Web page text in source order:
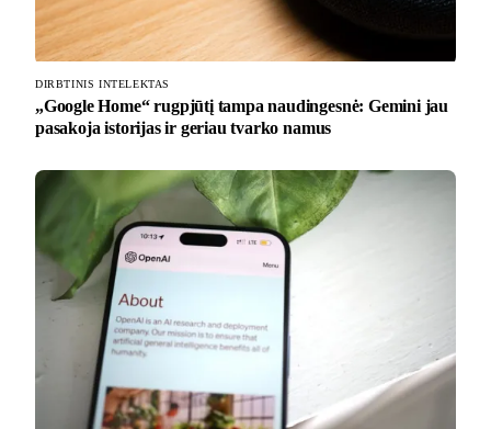
DIRBTINIS INTELEKTAS
„Google Home“ rugpjūtį tampa naudingesnė: Gemini jau
pasakoja istorijas ir geriau tvarko namus